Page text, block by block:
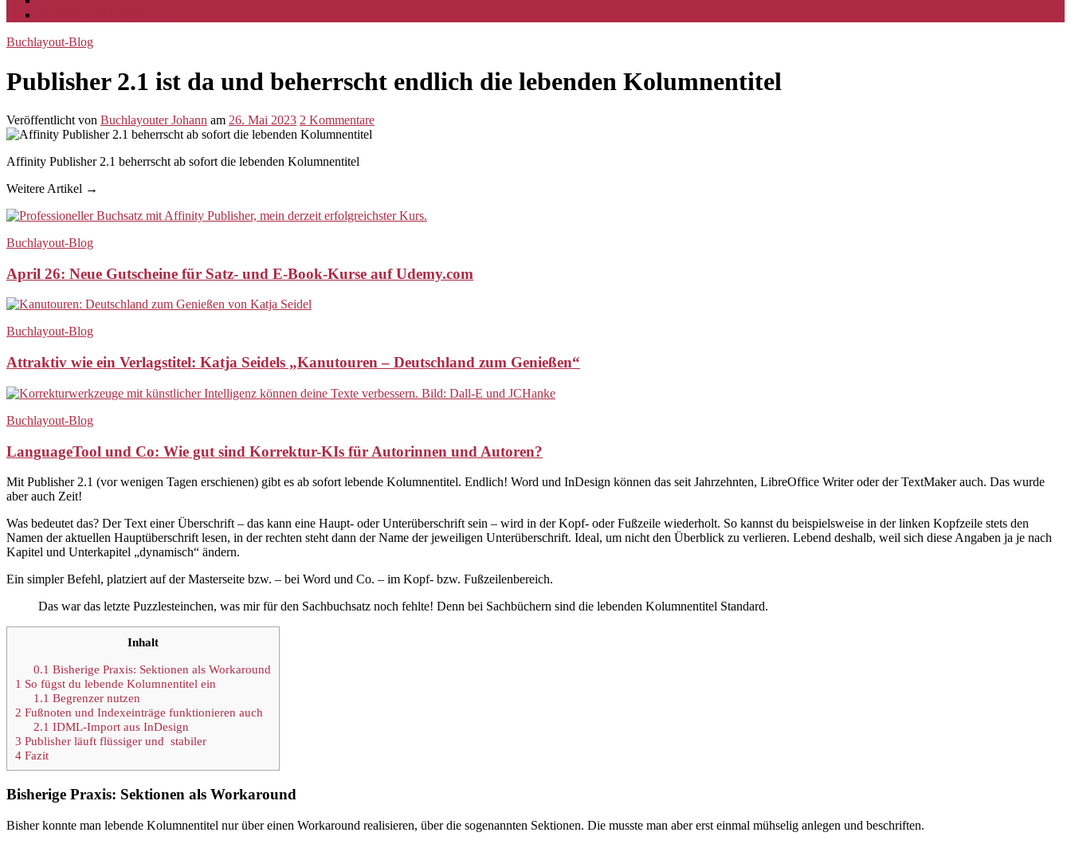
Buchlayout-Blog
Publisher 2.1 ist da und beherrscht endlich die lebenden Kolumnentitel
Veröffentlicht von Buchlayouter Johann am 26. Mai 2023 2 Kommentare
Affinity Publisher 2.1 beherrscht ab sofort die lebenden Kolumnentitel
Weitere Artikel →
Buchlayout-Blog
April 26: Neue Gutscheine für Satz- und E-Book-Kurse auf Udemy.com
Buchlayout-Blog
Attraktiv wie ein Verlagstitel: Katja Seidels „Kanutouren – Deutschland zum Genießen“
Buchlayout-Blog
LanguageTool und Co: Wie gut sind Korrektur-KIs für Autorinnen und Autoren?
Mit Publisher 2.1 (vor wenigen Tagen erschienen) gibt es ab sofort lebende Kolumnentitel. Endlich! Word und InDesign können das seit Jahrzehnten, LibreOffice Writer oder der TextMaker auch. Das wurde
aber auch Zeit!
Was bedeutet das? Der Text einer Überschrift – das kann eine Haupt- oder Unterüberschrift sein – wird in der Kopf- oder Fußzeile wiederholt. So kannst du beispielsweise in der linken Kopfzeile stets den
Namen der aktuellen Hauptüberschrift lesen, in der rechten steht dann der Name der jeweiligen Unterüberschrift. Ideal, um nicht den Überblick zu verlieren. Lebend deshalb, weil sich diese Angaben ja je nach
Kapitel und Unterkapitel „dynamisch“ ändern.
Ein simpler Befehl, platziert auf der Masterseite bzw. – bei Word und Co. – im Kopf- bzw. Fußzeilenbereich.
Das war das letzte Puzzlesteinchen, was mir für den Sachbuchsatz noch fehlte! Denn bei Sachbüchern sind die lebenden Kolumnentitel Standard.
Inhalt
0.1 Bisherige Praxis: Sektionen als Workaround
1 So fügst du lebende Kolumnentitel ein
1.1 Begrenzer nutzen
2 Fußnoten und Indexeinträge funktionieren auch
2.1 IDML-Import aus InDesign
3 Publisher läuft flüssiger und stabiler
4 Fazit
Bisherige Praxis: Sektionen als Workaround
Bisher konnte man lebende Kolumnentitel nur über einen Workaround realisieren, über die sogenannten Sektionen. Die musste man aber erst einmal mühselig anlegen und beschriften.